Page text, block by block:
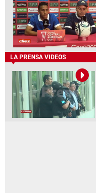
LA PRENSA VIDEOS